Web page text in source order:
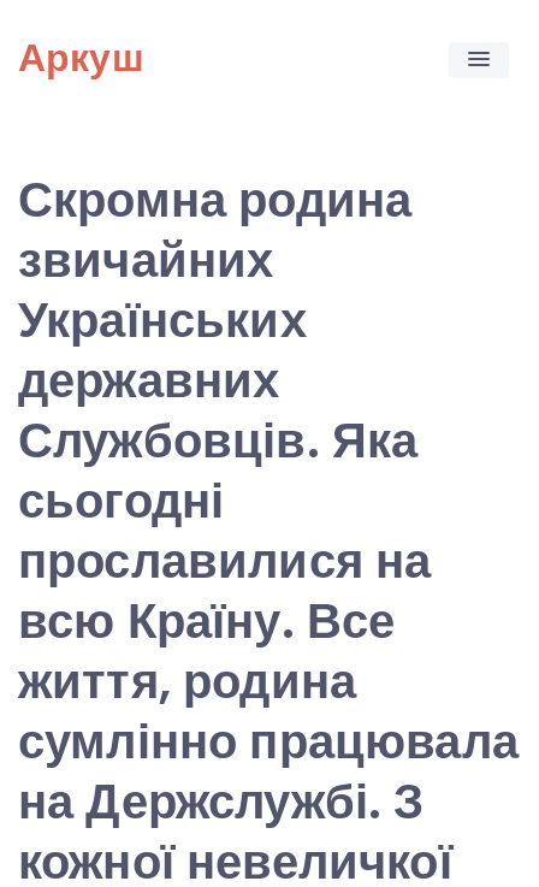
content
Аркуш
Скромна родина
звичайних
Українських
державних
Службовців. Яка
сьогодні
прославилися на
всю Країну. Все
життя, родина
сумлінно працювала
на Держслужбі. З
кожної невеличкої